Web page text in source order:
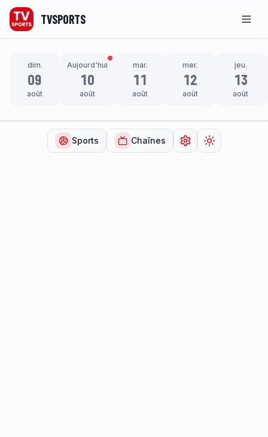
TVSPORTS
dim.
09
août
Aujourd'hui
10
août
mar.
11
août
mer.
12
août
jeu.
13
août
Sports Chaînes Ouvrir lesChanger de